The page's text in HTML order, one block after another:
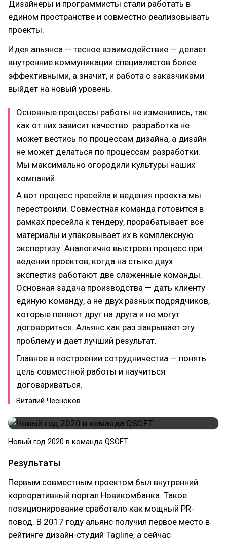
Дизайнеры и программисты стали работать в
едином пространстве и совместно реализовывать
проекты.
Идея альянса — тесное взаимодействие — делает
внутренние коммуникации специалистов более
эффективными, а значит, и работа с заказчиками
выйдет на новый уровень.
Основные процессы работы не изменились, так
как от них зависит качество: разработка не
может вестись по процессам дизайна, а дизайн
не может делаться по процессам разработки.
Мы максимально огородили культуры наших
компаний.
А вот процесс пресейла и ведения проекта мы
перестроили. Совместная команда готовится в
рамках пресейла к тендеру, прорабатывает все
материалы и упаковывает их в комплексную
экспертизу. Аналогично выстроен процесс при
ведении проектов, когда на стыке двух
экспертиз работают две слаженные команды.
Основная задача производства — дать клиенту
единую команду, а не двух разных подрядчиков,
которые пеняют друг на друга и не могут
договориться. Альянс как раз закрывает эту
проблему и дает лучший результат.
Главное в построении сотрудничества — понять
цель совместной работы и научиться
договариваться.
Виталий Чесноков
Новый год 2020 в команда QSOFT
Результаты
Первым совместным проектом был внутренний
корпоративный портал Новикомбанка. Такое
позиционирование сработало как мощный PR-
повод. В 2017 году альянс получил первое место в
рейтинге дизайн-студий Tagline, а сейчас